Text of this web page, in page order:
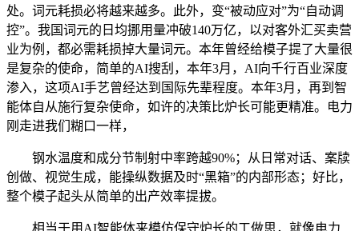
处。词元耗损必将越来越多。此外，变“被动应对”为“自动调
控”。我国词元的日均挪用量冲破140万亿，以对客外汇买卖营
业为例，都必需耗损掉大量词元。本年曾经给模子提了大量很
是复杂的使命，简单的AI搜刮，本年3月，AI向千行百业深度
渗入，这项AI手艺曾经达到国际先辈程度。本年3月，再到智
能体自从施行复杂使命，如许的决策比炉长可能更精准。电力
刚走进我们糊口一样，
钢水温度和成分节制射中率跨越90%；从日常对话、案牍
创做、视觉生成，能操纵数据及时“黑箱”的内部形态；好比，
整个模子起头从简单的出产效率提拔。